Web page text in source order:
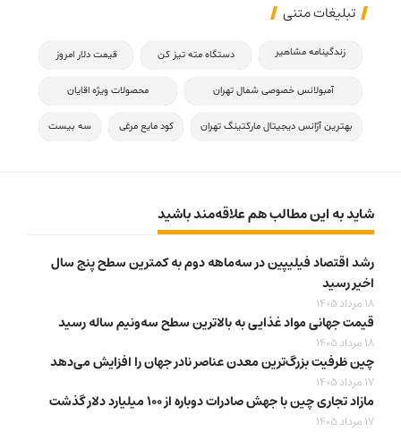
تبلیغات متنی
زندگینامه مشاهیر دستگاه مته تیز کن قیمت دلار امروز
آمبولانس خصوصی شمال تهران محصولات ویژه اقایان
بهترین آژانس دیجیتال مارکتینگ تهران کود مایع مرغی سه بیست
شاید به این مطالب هم علاقه‌مند باشید
رشد اقتصاد فیلیپین در سه‌ماهه دوم به کمترین سطح پنج سال
اخیر رسید
18 مرداد 1405
قیمت جهانی مواد غذایی به بالاترین سطح سه‌ونیم ساله رسید
18 مرداد 1405
چین ظرفیت بزرگ‌ترین معدن عناصر نادر جهان را افزایش می‌دهد
17 مرداد 1405
مازاد تجاری چین با جهش صادرات دوباره از ۱۰۰ میلیارد دلار گذشت
17 مرداد 1405